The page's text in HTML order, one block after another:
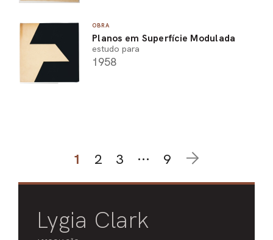
OBRA
Planos em Superfície Modulada
estudo para
1958
1 2 3 ··· 9
Lygia Clark